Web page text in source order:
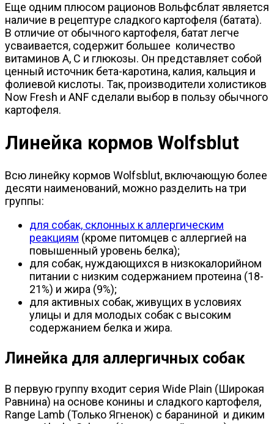
Еще одним плюсом рационов Вольфсблат является
наличие в рецептуре сладкого картофеля (батата).
В отличие от обычного картофеля, батат легче
усваивается, содержит большее количество
витаминов А, С и глюкозы. Он представляет собой
ценный источник бета-каротина, калия, кальция и
фолиевой кислоты. Так, производители холистиков
Now Fresh и ANF сделали выбор в пользу обычного
картофеля.
Линейка кормов Wolfsblut
Всю линейку кормов Wolfsblut, включающую более
десяти наименований, можно разделить на три
группы:
для собак, склонных к аллергическим
реакциям (кроме питомцев с аллергией на
повышенный уровень белка);
для собак, нуждающихся в низкокалорийном
питании с низким содержанием протеина (18-
21%) и жира (9%);
для активных собак, живущих в условиях
улицы и для молодых собак с высоким
содержанием белка и жира.
Линейка для аллергичных собак
В первую группу входит серия Wide Plain (Широкая
Равнина) на основе конины и сладкого картофеля,
Range Lamb (Только Ягненок) с бараниной и диким